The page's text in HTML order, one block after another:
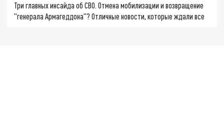
Три главных инсайда об СВО. Отмена мобилизации и возвращение
"генерала Армагеддона"? Отличные новости, которые ждали все